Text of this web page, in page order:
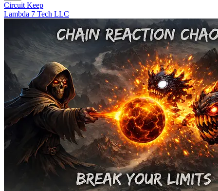
Circuit Keep
Lambda 7 Tech LLC